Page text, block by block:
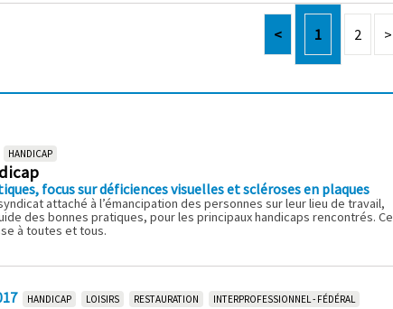
< 1 2 >
HANDICAP
focus sur déficiences visuelles et scléroses en plaques
syndicat attaché à l’émancipation des personnes sur leur lieu de travail,
des bonnes pratiques, pour les principaux handicaps rencontrés. Ce
à toutes et tous.
HANDICAP LOISIRS RESTAURATION INTERPROFESSIONNEL - FÉDÉRAL